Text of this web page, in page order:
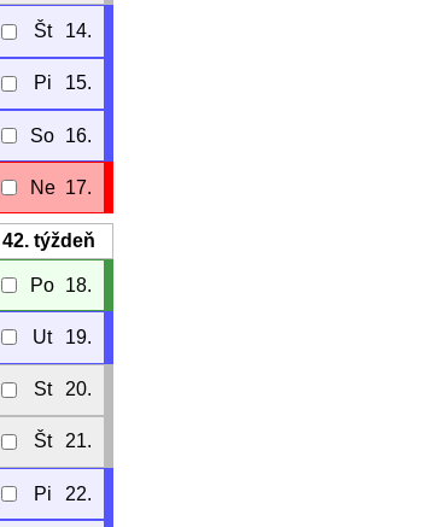
Št 14.
Pi 15.
So 16.
Ne 17.
42.týždeň
Po 18.
Ut 19.
St 20.
Št 21.
Pi 22.